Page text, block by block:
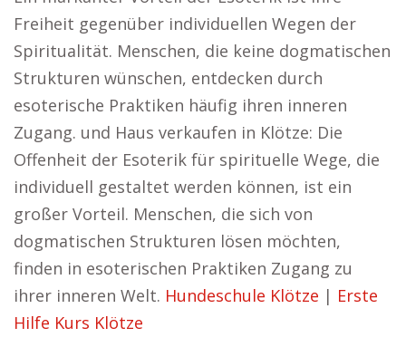
Freiheit gegenüber individuellen Wegen der
Spiritualität. Menschen, die keine dogmatischen
Strukturen wünschen, entdecken durch
esoterische Praktiken häufig ihren inneren
Zugang. und Haus verkaufen in Klötze: Die
Offenheit der Esoterik für spirituelle Wege, die
individuell gestaltet werden können, ist ein
großer Vorteil. Menschen, die sich von
dogmatischen Strukturen lösen möchten,
finden in esoterischen Praktiken Zugang zu
ihrer inneren Welt. Hundeschule Klötze | Erste
Hilfe Kurs Klötze